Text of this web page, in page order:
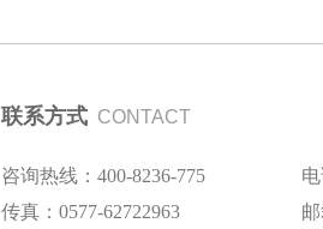
联系方式 CONTACT
咨询热线：400-8236-775
传真：0577-62722963